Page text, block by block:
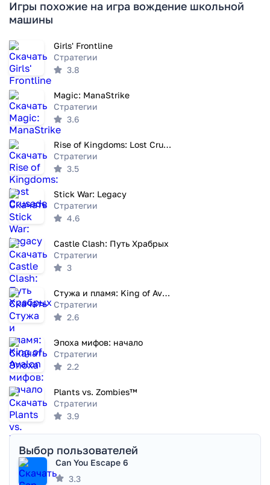
Игры похожие на игра вождение школьной
машины
Girls' Frontline
Стратегии
3.8
Magic: ManaStrike
Стратегии
3.6
Rise of Kingdoms: Lost Crusade
Стратегии
3.5
Stick War: Legacy
Стратегии
4.6
Castle Clash: Путь Храбрых
Стратегии
3
Стужа и пламя: King of Avalon
Стратегии
2.6
Эпоха мифов: начало
Стратегии
2.2
Plants vs. Zombies™
Стратегии
3.9
Выбор пользователей
Can You Escape 6
3.3